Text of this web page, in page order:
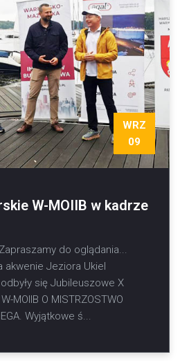
W-MOIIB w kadrze
WRZ
09
do oglądania...
akwenie Jeziora Ukiel
się Jubileuszowe X
MOIIB O MISTRZOSTWO
Wyjątkowe ś...